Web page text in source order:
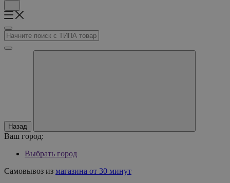
Назад
Ваш город:
Выбрать город
Самовывоз из магазина от 30 минут